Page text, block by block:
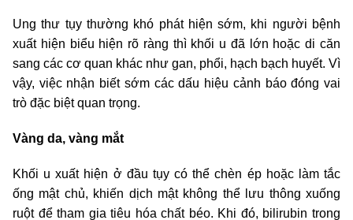
Ung thư tụy thường khó phát hiện sớm, khi người bệnh
xuất hiện biểu hiện rõ ràng thì khối u đã lớn hoặc di căn
sang các cơ quan khác như gan, phổi, hạch bạch huyết. Vì
vậy, việc nhận biết sớm các dấu hiệu cảnh báo đóng vai
trò đặc biệt quan trọng.
Vàng da, vàng mắt
Khối u xuất hiện ở đầu tụy có thể chèn ép hoặc làm tắc
ống mật chủ, khiến dịch mật không thể lưu thông xuống
ruột để tham gia tiêu hóa chất béo. Khi đó, bilirubin trong